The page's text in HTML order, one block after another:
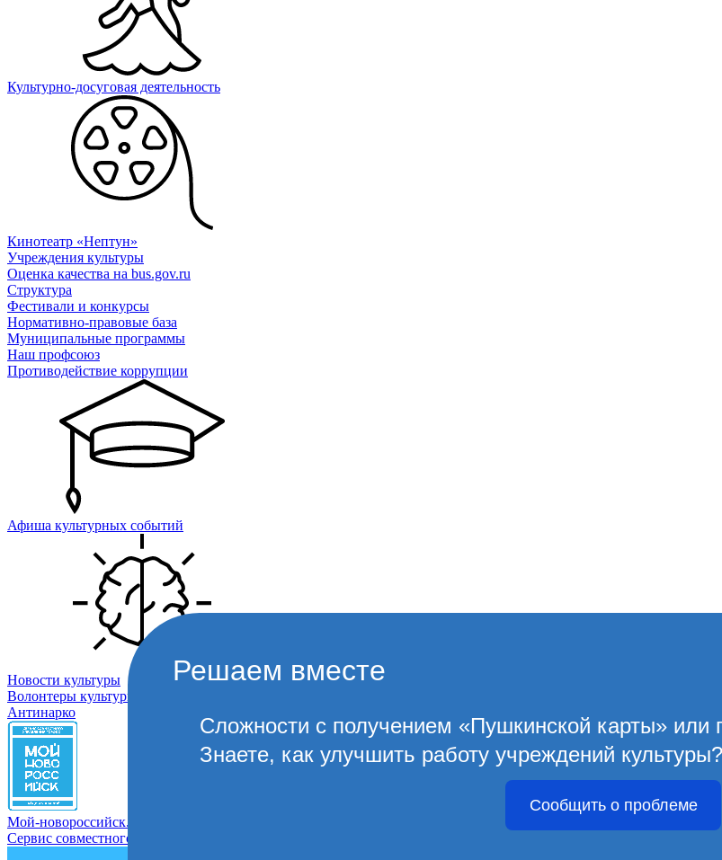
Культурно-досуговая деятельность
Кинотеатр «Нептун»
Учреждения культуры
Оценка качества на bus.gov.ru
Структура
Фестивали и конкурсы
Нормативно-правовые база
Муниципальные программы
Наш профсоюз
Противодействие коррупции
Афиша культурных событий
Новости культуры
Волонтеры культуры
Антинарко
Мой-новороссийск.рф
Сервис совместного управления городом
Решаем вместе
Сложности с получением «Пушкинской карты» или
Знаете, как улучшить работу учреждений культуры?
Сообщить о проблеме